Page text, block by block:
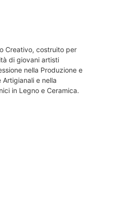
Creativo, costruito per
di giovani artisti
nella Produzione e
e nella
in Legno e Ceramica.